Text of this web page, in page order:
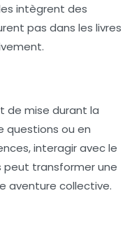
intègrent des
pas dans les livres
de mise durant la
questions ou en
interagir avec le
transformer une
aventure collective.